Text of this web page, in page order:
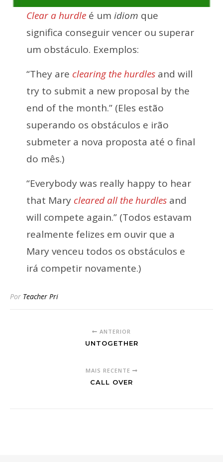
Clear a hurdleé um idiom que
significa conseguir vencer ou superar
um obstáculo. Exemplos:
“They are clearing the hurdlesand will
try to submit a new proposal by the
end of the month.” (Eles estão
superando os obstáculos e irão
submeter a nova proposta até o final
do mês.)
“Everybody was really happy to hear
that Mary cleared all the hurdlesand
will compete again.” (Todos estavam
realmente felizes em ouvir que a
Mary venceu todos os obstáculos e
irá competir novamente.)
Por Teacher Pri
ANTERIOR
UNTOGETHER
MAIS RECENTE
CALL OVER